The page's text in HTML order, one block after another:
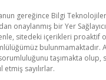
gereğince Bilgi
onaylanmış bir Yer
sitedeki içerikleri proaktif
bulunmamaktadır.
taşımakta olup,
sayılırlar.